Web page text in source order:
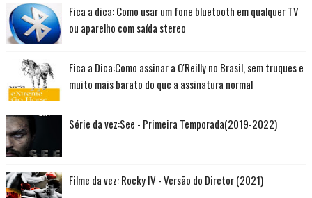
Fica a dica: Como usar um fone bluetooth em qualquer TV
ou aparelho com saída stereo
Fica a Dica:Como assinar a O'Reilly no Brasil, sem truques e
muito mais barato do que a assinatura normal
Série da vez:See - Primeira Temporada(2019-2022)
Filme da vez: Rocky IV - Versão do Diretor (2021)